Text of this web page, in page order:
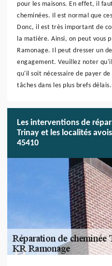
pour les maisons. En effet, il
cheminées. Il est normal que
Donc, il est très important de
la matière. Ainsi, on peut vous
Ramonage. Il peut dresser un
engagement. Veuillez noter
qu'il soit nécessaire de payer
tâches dans les plus brefs délais.
Les interventions de
Trinay et les localités
45410